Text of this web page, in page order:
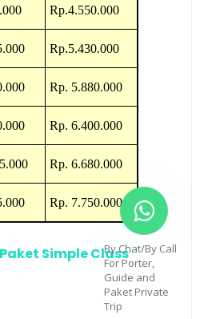
Rp.4.550.000
Rp.5.430.000
Rp. 5.880.000
Rp. 6.400.000
Rp. 6.680.000
Rp. 7.750.000
Paket Simple ClassBy Chat/By Call
For Porter,
Guide and
Paket Private
Trip